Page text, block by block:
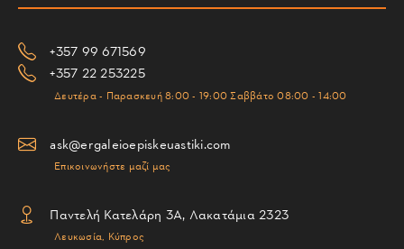
+357 99 671569
+357 22 253225
Δευτέρα - Παρασκευή 8:00 - 19:00 Σαββάτο 08:00 - 14:00
ask@ergaleioepiskeuastiki.com
Επικοινωνήστε μαζί μας
Παντελή Κατελάρη 3Α, Λακατάμια 2323
Λευκωσία, Κύπρος